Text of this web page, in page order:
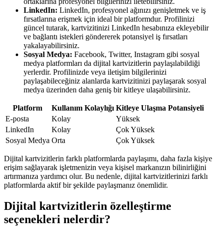
LinkedIn: LinkedIn, profesyonel ağınızı genişletmek ve iş
fırsatlarına erişmek için ideal bir platformdur. Profilinizi
güncel tutarak, kartvizitinizi LinkedIn hesabınıza ekleyebilir
ve bağlantı istekleri göndererek potansiyel iş fırsatları
yakalayabilirsiniz.
Sosyal Medya: Facebook, Twitter, Instagram gibi sosyal
medya platformları da dijital kartvizitlerin paylaşılabildiği
yerlerdir. Profilinizde veya iletişim bilgilerinizi
paylaşabileceğiniz alanlarda kartvizitinizi paylaşarak sosyal
medya üzerinden daha geniş bir kitleye ulaşabilirsiniz.
Platform Kullanım Kolaylığı Kitleye Ulaşma Potansiyeli
E-posta
Kolay
Yüksek
LinkedIn
Kolay
Çok Yüksek
Sosyal Medya Orta Çok Yüksek
Dijital kartvizitlerin farklı platformlarda paylaşımı, daha fazla kişiye
erişim sağlayarak işletmenizin veya kişisel markanızın bilinirliğini
artırmanıza yardımcı olur. Bu nedenle, dijital kartvizitlerinizi farklı
platformlarda aktif bir şekilde paylaşmanız önemlidir.
Dijital kartvizitlerin özelleştirme
seçenekleri nelerdir?